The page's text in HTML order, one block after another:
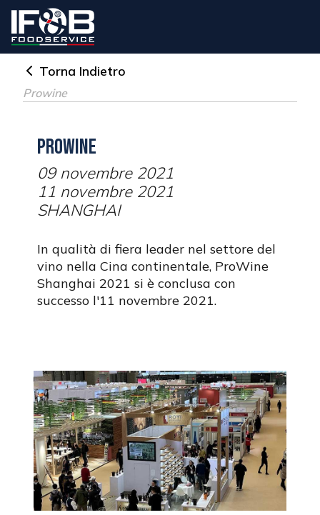
Torna Indietro
Prowine
Prowine
09 novembre 2021
11 novembre 2021
SHANGHAI
In qualità di fiera leader nel settore del
vino nella Cina continentale, ProWine
Shanghai 2021 si è conclusa con
successo l'11 novembre 2021.